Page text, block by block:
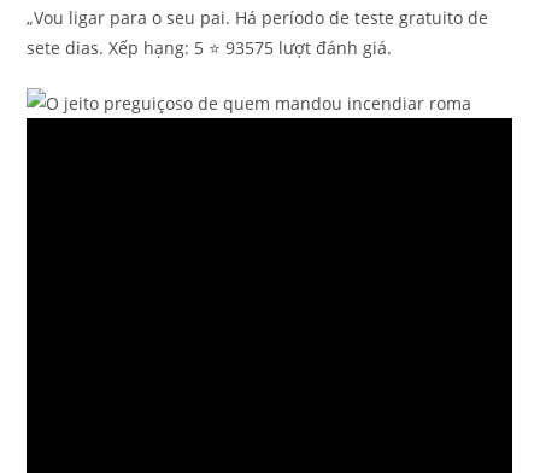
„Vou ligar para o seu pai. Há período de teste gratuito de
sete dias. Xếp hạng: 5 ⭐ 93575 lượt đánh giá.